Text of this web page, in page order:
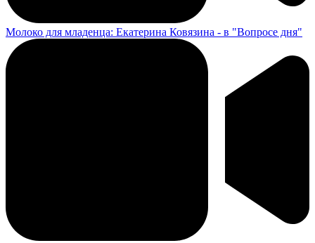
Молоко для младенца: Екатерина Ковязина - в "Вопросе дня"